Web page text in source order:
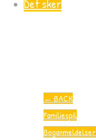
Det sker
← BACK
Familiespil
Boganmeldelser